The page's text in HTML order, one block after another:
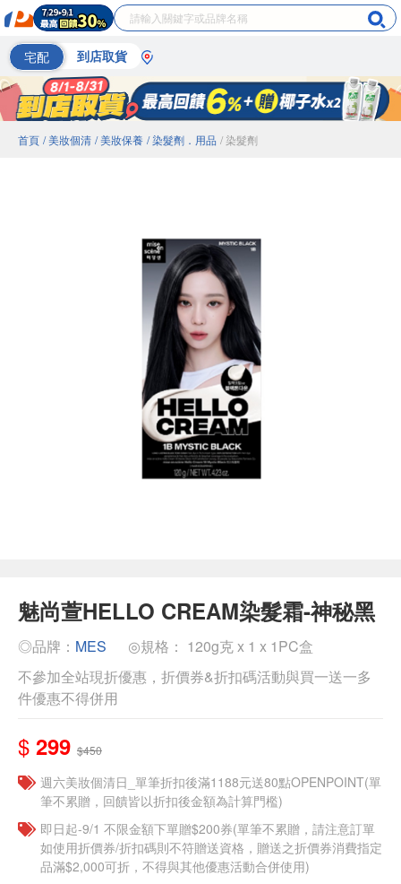
宅配 到店取貨
首頁 / 美妝個清 / 美妝保養 / 染髮劑．用品 / 染髮劑
魅尚萱HELLO CREAM染髮霜-神秘黑
◎品牌： MES
◎規格： 120g克 x 1 x 1PC盒
不參加全站現折優惠，折價券&折扣碼活動與買一送一多
件優惠不得併用
$ 299 $450
週六美妝個清日_單筆折扣後滿1188元送80點OPENPOINT(單
筆不累贈，回饋皆以折扣後金額為計算門檻)
即日起-9/1 不限金額下單贈$200券(單筆不累贈，請注意訂單
如使用折價券/折扣碼則不符贈送資格，贈送之折價券消費指定
品滿$2,000可折，不得與其他優惠活動合併使用)